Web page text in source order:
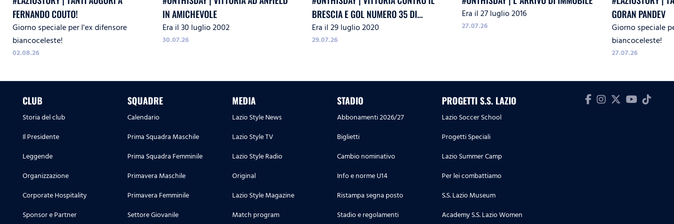
FERNANDO COUTO!
Giorno speciale per l'ex difensore
biancoceleste!
02.08.26
IN AMICHEVOLE
Era il 30 luglio 2002
30.07.26
BRESCIA E GOL NUMERO 35 DI
IMMOBILE
Era il 29 luglio 2020
29.07.26
Era il 27 luglio 2016
27.07.26
GORAN PANDEV
Giorno speciale
biancoceleste!
27.07.26
CLUB
Storia del club
Il Presidente
Leggende
Organizzazione
Corporate Hospitality
Sponsor e Partner
SQUADRE
Calendario
Prima Squadra Maschile
Prima Squadra Femminile
Primavera Maschile
Primavera Femminile
Settore Giovanile
MEDIA
Lazio Style News
Lazio Style TV
Lazio Style Radio
Original
Lazio Style Magazine
Match program
STADIO
Abbonamenti 2026/27
Biglietti
Cambio nominativo
Info e norme U14
Ristampa segna posto
Stadio e regolamenti
PROGETTI S.S. LAZIO
Lazio Soccer School
Progetti Speciali
Lazio Summer Camp
Per lei combattiamo
S.S. Lazio Museum
Academy S.S. Lazio Women